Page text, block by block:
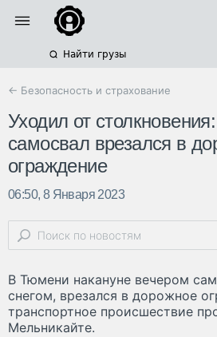
Найти грузы
← Безопасность и страхование
Уходил от
самосвал врезался в
ограждение
06:50, 8 Января 2023
В Тюмени накануне вечером
снегом, врезался в дорожное
транспортное происшествие
Мельникайте.